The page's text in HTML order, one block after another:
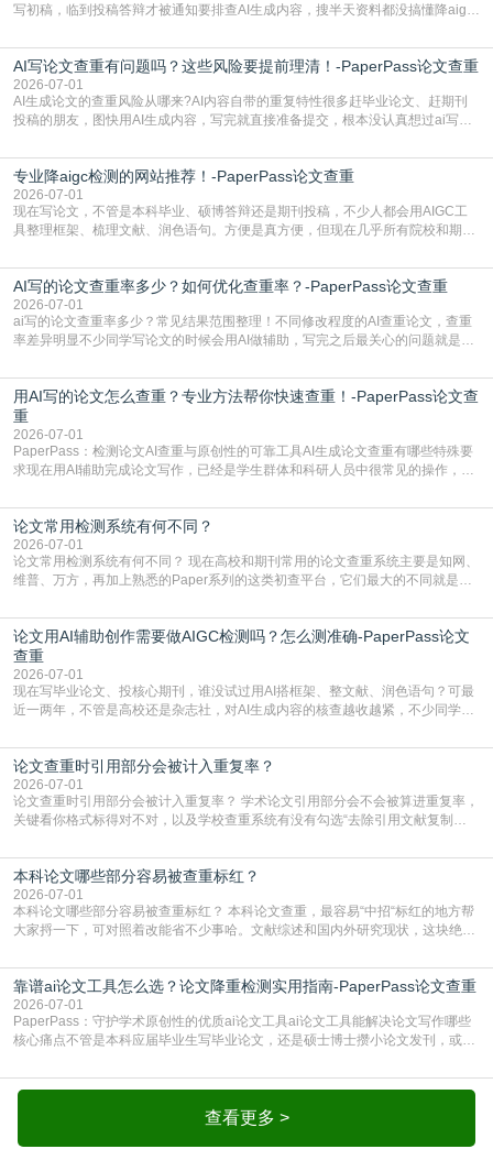
写初稿，临到投稿答辩才被通知要排查AI生成内容，搜半天资料都没搞懂降aigc
怕是已经入行的科研人员，不少人也搞不清降aigc检测是啥，对相关要求摸不
准。其实，降aigc检测是伴随AIGC工具在学术领域普及诞生的新需求，核心是为
了满足现在高校、期刊对AI生
AI写论文查重有问题吗？这些风险要提前理清！-PaperPass论文查重
2026-07-01
AI生成论文的查重风险从哪来?AI内容自带的重复特性很多赶毕业论文、赶期刊
投稿的朋友，图快用AI生成内容，写完就直接准备提交，根本没认真想过ai写论
自带不可忽视的查重风险。AI训练依赖海量公开的文本数据，生成内容本质是基
于训练数据的概率拼接，不是从零开始的原创创作。生成过程中，很容易复用已
有的高频公共表述，甚至直接拼接已经公开
专业降aigc检测的网站推荐！-PaperPass论文查重
2026-07-01
现在写论文，不管是本科毕业、硕博答辩还是期刊投稿，不少人都会用AIGC工
具整理框架、梳理文献、润色语句。方便是真方便，但现在几乎所有院校和期刊
五遍还是过不了预检测的大有人在，这时候，找到靠谱的降AIGC检测率的网
站，就能少走好多弯路。PaperPass：守护学术原创性的智能伙伴AIGC生成内
容的学术合规痛点去年帮一个本科师弟改
AI写的论文查重率多少？如何优化查重率？-PaperPass论文查重
2026-07-01
ai写的论文查重率多少？常见结果范围整理！不同修改程度的AI查重论文，查重
率差异明显不少同学写论文的时候会用AI做辅助，写完之后最关心的问题就是ai
实际情况和大家想的不太一样。AI训练依赖海量公开学术文献、网络内容，生成
内容本质是按照语义概率拼接已有内容，很容易和已发布的作品撞重复，甚至会
直接引用整段已有内容，所以查重率偏高是
用AI写的论文怎么查重？专业方法帮你快速查重！-PaperPass论文查
重
2026-07-01
PaperPass：检测论文AI查重与原创性的可靠工具AI生成论文查重有哪些特殊要
求现在用AI辅助完成论文写作，已经是学生群体和科研人员中很常见的操作，不
但很多人忽略了，AI生成的内容天生带有重复风险——训练AI的数据集本身就包
含大量已公开的学术内容、网络原创内容，AI输出内容时很容易无意识拼接出重
复片
论文常用检测系统有何不同？
2026-07-01
论文常用检测系统有何不同？ 现在高校和期刊常用的论文查重系统主要是知网、
维普、万方，再加上熟悉的Paper系列的这类初查平台，它们最大的不同就是数
查数值误导。知网（CNKI）是学校定稿检测的绝对主流。本科用PMLC，含大学
生联合比对库，能比历届学长论文，硕博用VIP/TMLC，含学术论文联合比对
库，期刊投稿用AMLMC/SML
论文用AI辅助创作需要做AIGC检测吗？怎么测准确-PaperPass论文
查重
2026-07-01
现在写毕业论文、投核心期刊，谁没试过用AI搭框架、整文献、润色语句？可最
近一两年，不管是高校还是杂志社，对AI生成内容的核查越收越紧，不少同学投
真的太亏。提前做AIGC检测，已经成了很多过来人交稿前必做的一步。为什么
AIGC检测成了论文答辩投稿前的必备项？可能还有不少人觉得，我就用AI搭了个
框架，内容都是自己写的，至于做AIG
论文查重时引用部分会被计入重复率？
2026-07-01
论文查重时引用部分会被计入重复率？ 学术论文引用部分会不会被算进重复率，
关键看你格式标得对不对，以及学校查重系统有没有勾选“去除引用文献复制
独占一行，每条文献用[1][2]方括号编号、与正文一一对应，著录项符合GB/T
7714（作者、题名、刊名、年、卷期、页码齐全，标点用半角）；查重系统识别
成功后通常把这段标为引用，
本科论文哪些部分容易被查重标红？
2026-07-01
本科论文哪些部分容易被查重标红？ 本科论文查重，最容易“中招“标红的地方帮
大家捋一下，可对照着改能省不少事哈。文献综述和国内外研究现状，这块绝对
乎一模一样的话，你要是直接复制百度百科、教材或别人写好的综述段落，系统
一抓一个准，整段飘红。研究背景、意义和方法描述也是不可避免，比如“本文采
用问卷调查法““运用SPSS软件进行数据分
靠谱ai论文工具怎么选？论文降重检测实用指南-PaperPass论文查重
2026-07-01
PaperPass：守护学术原创性的优质ai论文工具ai论文工具能解决论文写作哪些
核心痛点不管是本科应届毕业生写毕业论文，还是硕士博士攒小论文发刊，或是
自己逐句读逐句改，熬好几个大夜不说，还经常改不到点上，交上去才发现重复
率超标，再返工太折腾。现在有了成熟的ai论文工具，这些痛点基本都能高效解
决。靠谱的ai论文工具，不止能帮你梳查看更多 >